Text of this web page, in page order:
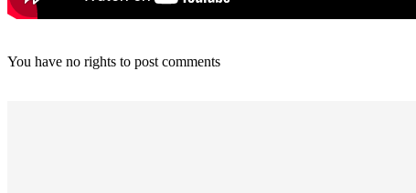
You have no rights to post comments